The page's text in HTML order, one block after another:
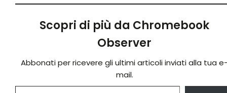
Scopri di più da Chromebook
Observer
Abbonati per ricevere gli ultimi articoli inviati alla tua
mail.
Digita la tua e-mail...